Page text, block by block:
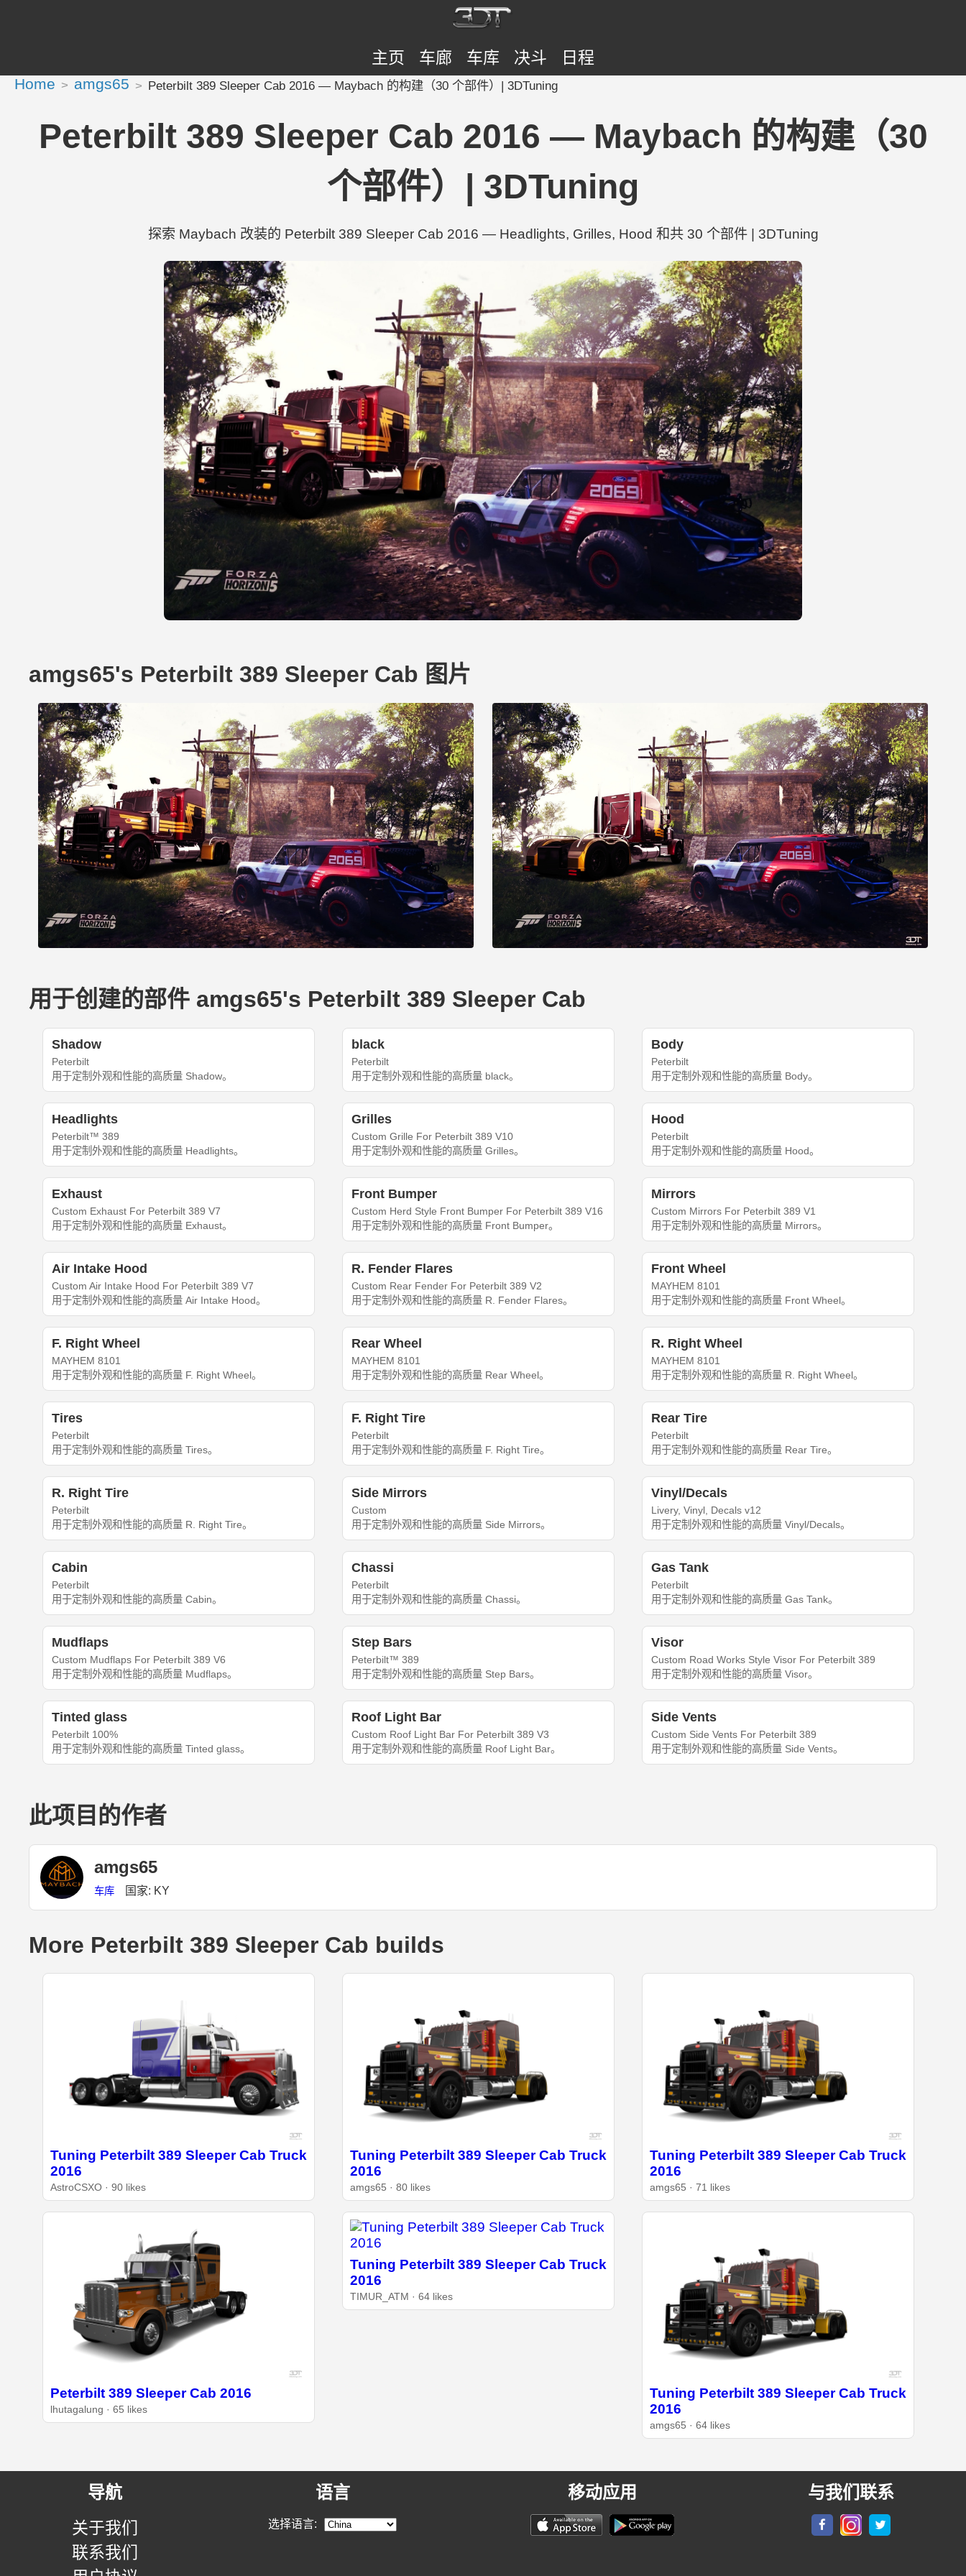
主页 车廊 车库 决斗 日程
Home amgs65 Peterbilt 389 Sleeper Cab 2016 — Maybach 的构建（30 个部件）| 3DTuning
Peterbilt 389 Sleeper Cab 2016 — Maybach 的构建（30
个部件）| 3DTuning
探索 Maybach 改装的 Peterbilt 389 Sleeper Cab 2016 — Headlights, Grilles, Hood 和共 30 个部件 | 3DTuning
amgs65's Peterbilt 389 Sleeper Cab 图片
用于创建的部件 amgs65's Peterbilt 389 Sleeper Cab
Shadow
Peterbilt
用于定制外观和性能的高质量 Shadow。
black
Peterbilt
用于定制外观和性能的高质量 black。
Body
Peterbilt
用于定制外观和性能的高质量 Body。
Headlights
Peterbilt™ 389
用于定制外观和性能的高质量 Headlights。
Grilles
Custom Grille For Peterbilt 389 V10
用于定制外观和性能的高质量 Grilles。
Hood
Peterbilt
用于定制外观和性能的高质量 Hood。
Exhaust
Custom Exhaust For Peterbilt 389 V7
用于定制外观和性能的高质量 Exhaust。
Front Bumper
Custom Herd Style Front Bumper For Peterbilt 389 V16
用于定制外观和性能的高质量 Front Bumper。
Mirrors
Custom Mirrors For Peterbilt 389 V1
用于定制外观和性能的高质量 Mirrors。
Air Intake Hood
Custom Air Intake Hood For Peterbilt 389 V7
用于定制外观和性能的高质量 Air Intake Hood。
R. Fender Flares
Custom Rear Fender For Peterbilt 389 V2
用于定制外观和性能的高质量 R. Fender Flares。
Front Wheel
MAYHEM 8101
用于定制外观和性能的高质量 Front Wheel。
F. Right Wheel
MAYHEM 8101
用于定制外观和性能的高质量 F. Right Wheel。
Rear Wheel
MAYHEM 8101
用于定制外观和性能的高质量 Rear Wheel。
R. Right Wheel
MAYHEM 8101
用于定制外观和性能的高质量 R. Right Wheel。
Tires
Peterbilt
用于定制外观和性能的高质量 Tires。
F. Right Tire
Peterbilt
用于定制外观和性能的高质量 F. Right Tire。
Rear Tire
Peterbilt
用于定制外观和性能的高质量 Rear Tire。
R. Right Tire
Peterbilt
用于定制外观和性能的高质量 R. Right Tire。
Side Mirrors
Custom
用于定制外观和性能的高质量 Side Mirrors。
Vinyl/Decals
Livery, Vinyl, Decals v12
用于定制外观和性能的高质量 Vinyl/Decals。
Cabin
Peterbilt
用于定制外观和性能的高质量 Cabin。
Chassi
Peterbilt
用于定制外观和性能的高质量 Chassi。
Gas Tank
Peterbilt
用于定制外观和性能的高质量 Gas Tank。
Mudflaps
Custom Mudflaps For Peterbilt 389 V6
用于定制外观和性能的高质量 Mudflaps。
Step Bars
Peterbilt™ 389
用于定制外观和性能的高质量 Step Bars。
Visor
Custom Road Works Style Visor For Peterbilt 389
用于定制外观和性能的高质量 Visor。
Tinted glass
Peterbilt 100%
用于定制外观和性能的高质量 Tinted glass。
Roof Light Bar
Custom Roof Light Bar For Peterbilt 389 V3
用于定制外观和性能的高质量 Roof Light Bar。
Side Vents
Custom Side Vents For Peterbilt 389
用于定制外观和性能的高质量 Side Vents。
此项目的作者
amgs65
车库 国家: KY
More Peterbilt 389 Sleeper Cab builds
Tuning Peterbilt 389 Sleeper Cab Truck
2016
AstroCSXO · 90 likes
Tuning Peterbilt 389 Sleeper Cab Truck
2016
amgs65 · 80 likes
Tuning Peterbilt 389 Sleeper Cab Truck
2016
amgs65 · 71 likes
Peterbilt 389 Sleeper Cab 2016
lhutagalung · 65 likes
Tuning Peterbilt 389 Sleeper Cab Truck
2016
TIMUR_ATM · 64 likes
Tuning Peterbilt 389 Sleeper Cab Truck
2016
amgs65 · 64 likes
导航
关于我们
联系我们
语言
选择语言:
移动应用 与我们联系